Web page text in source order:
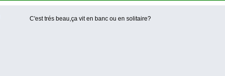
C'est trés beau,ça vit en banc ou en solitaire?